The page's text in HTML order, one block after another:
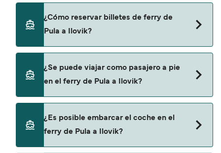
de Pula a Ilovik.
¿Cómo reservar billetes de ferry de
Pula a Ilovik?
de nuestro buscador de ferry online. Además,
también puedes consultar nuestra página de
ofertas para descrubrir las últimas promociones
¿Se puede viajar como pasajero a pie
en el ferry de Pula a Ilovik?
Ilovik con:
¿Es posible embarcar el coche en el
ferry de Pula a Ilovik?